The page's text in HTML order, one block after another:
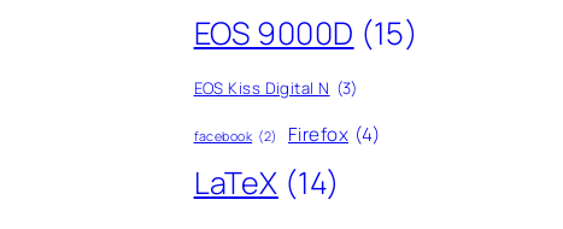
EOS 9000D (15)
EOS Kiss Digital N (3)
facebook (2) Firefox (4)
LaTeX (14)